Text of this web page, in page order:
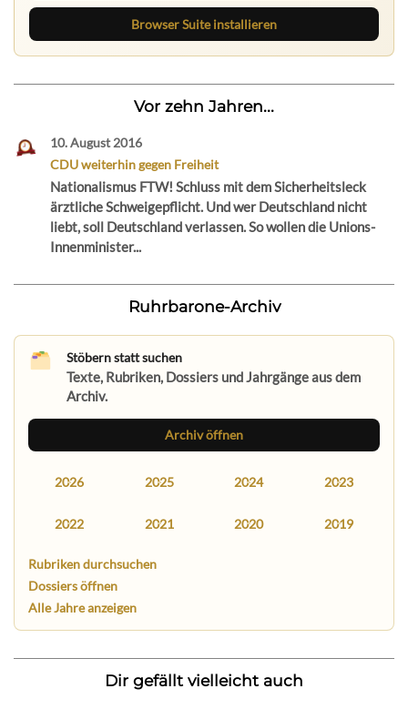
Browser Suite installieren
Vor zehn Jahren...
10. August 2016
CDU weiterhin gegen Freiheit
Nationalismus FTW! Schluss mit dem Sicherheitsleck
ärztliche Schweigepflicht. Und wer Deutschland nicht
liebt, soll Deutschland verlassen. So wollen die Unions-
Innenminister...
Ruhrbarone-Archiv
Stöbern statt suchen
Texte, Rubriken, Dossiers und Jahrgänge aus dem
Archiv.
Archiv öffnen
2026 2025 2024 2023
2022 2021 2020 2019
Rubriken durchsuchen
Dossiers öffnen
Alle Jahre anzeigen
Dir gefällt vielleicht auch